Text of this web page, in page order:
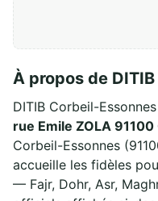
À propos de
DITIB Corbeil-
rue Emile ZOLA
Corbeil-Essonnes
accueille les fidèles
— Fajr, Dohr, Asr,